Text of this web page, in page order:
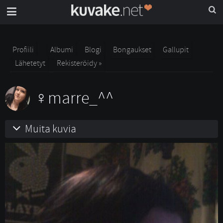
Profiili Albumi Blogi Bongaukset
Gallupit
Lähetetyt
Rekisteröidy »
marre_^^
Muita kuvia